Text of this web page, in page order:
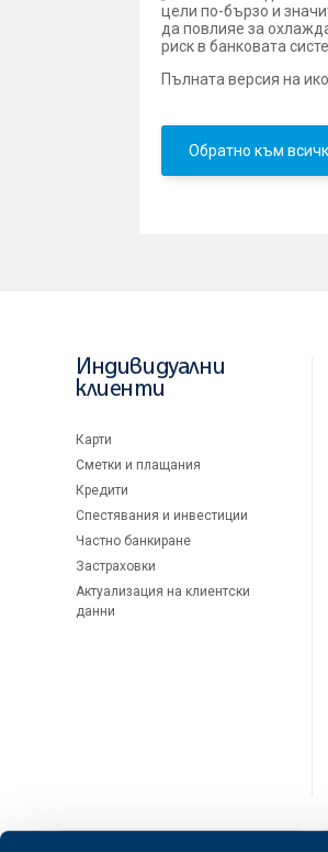
цели по-бързо и
да повлияе за
риск в банковата
Пълната версия на
Обратно към
Индивидуални
клиенти
Карти
Сметки и плащания
Кредити
Спестявания и инвестиции
Частно банкиране
Застраховки
Актуализация на клиентски
данни